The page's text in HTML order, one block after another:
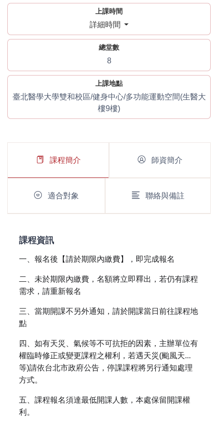
上課時間
詳細時間
總堂數
8
上課地點
臺北醫學大學雙和校區/健身中心/多功能運動空間(生醫大
樓9樓)
課程簡介 師資簡介
適合對象 聯絡與備註
課程資訊
一、報名後【請於期限內繳費】，即完成報名
二、未於期限內繳費，名額將立即釋出，若仍有課程
需求，請重新報名
三、當期開課不另外通知，請於開課當日前往課程地
點
四、如有天災、氣候等不可抗拒的因素，主辦單位有
權臨時修正或變更課程之權利，若遇天災(颱風天...
等)請依台北市政府公告，停課課程將另行通知處理
方式。
五、課程報名須達最低開課人數，本處保留開課權
利。